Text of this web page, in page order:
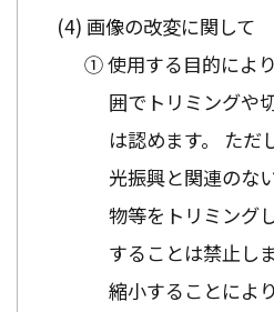
画像の改変に関して
① 使用する目的によ
囲でトリミングや
は認めます。 ただ
光振興と関連のな
物等をトリミング
することは禁止し
縮小することによ